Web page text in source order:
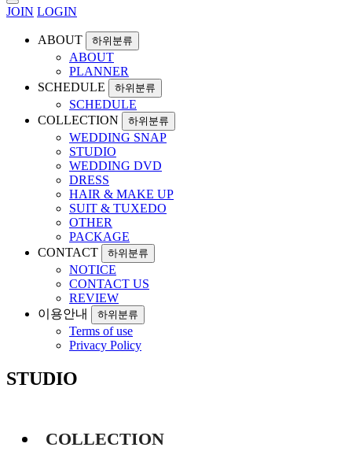
JOIN LOGIN
ABOUT 하위분류
ABOUT
PLANNER
SCHEDULE
하위분류
SCHEDULE
COLLECTION
하위분류
WEDDING SNAP
STUDIO
WEDDING DVD
DRESS
HAIR & MAKE UP
SUIT & TUXEDO
OTHER
PACKAGE
CONTACT
하위분류
NOTICE
CONTACT US
REVIEW
이용안내
하위분류
Terms of use
Privacy Policy
STUDIO
COLLECTION